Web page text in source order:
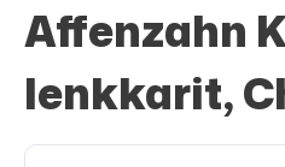
Affenzahn Knit Happy
lenkkarit,